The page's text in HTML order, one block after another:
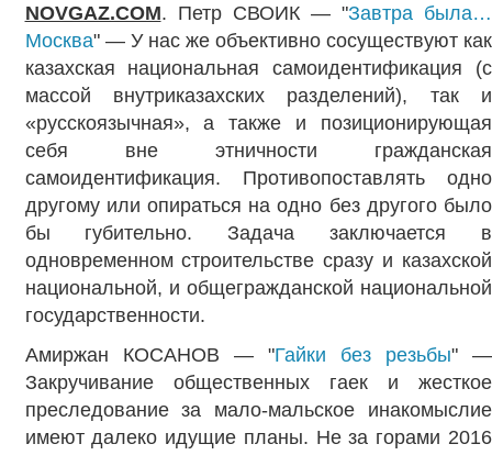
NOVGAZ.COM. Петр СВОИК — "Завтра была…
Москва" — У нас же объективно сосуществуют как
казахская национальная самоидентификация (с
массой внутриказахских разделений), так и
«русскоязычная», а также и позиционирующая
себя вне этничности гражданская
самоидентификация. Противопоставлять одно
другому или опираться на одно без другого было
бы губительно. Задача заключается в
одновременном строительстве сразу и казахской
национальной, и общегражданской национальной
государственности.
Амиржан КОСАНОВ — "Гайки без резьбы" —
Закручивание общественных гаек и жесткое
преследование за мало-мальское инакомыслие
имеют далеко идущие планы. Не за горами 2016